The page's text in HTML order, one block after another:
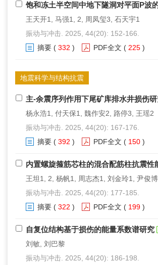
饱和冻土半空间中地下隧洞对平面P波
王天开1, 马强1, 2, 周凤玺3, 石天宇1
振动与冲击. 2025, 44(20): 152-166.
摘要 ( 332 ) PDF全文 ( 225 )
地震科学与结构抗震
主-余震序列作用下尾矿库排水井损伤
杨永浩1, 付天保1, 魏作安2, 路停3, 王瑶2
振动与冲击. 2025, 44(20): 167-176.
摘要 ( 392 ) PDF全文 ( 150 )
内置螺旋箍筋芯柱的混合配筋柱抗震性
王坦1, 2, 杨帆1, 周志杰1, 刘金玲1, 尹俊
振动与冲击. 2025, 44(20): 177-185.
摘要 ( 322 ) PDF全文 ( 199 )
自复位结构基于损伤的能量系数谱研究
刘敏, 刘巴黎
振动与冲击. 2025, 44(20): 186-198.